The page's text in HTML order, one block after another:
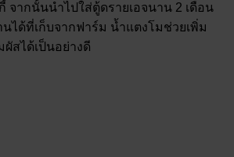
จากนั้นนำไปใส่ตู้ดรายเอจนาน 2 เดือน
ได้ที่เก็บจากฟาร์ม น้ำแตงโมช่วยเพิ่ม
สได้เป็นอย่างดี